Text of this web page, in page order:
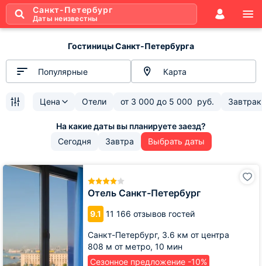
Санкт-Петербург
Даты неизвестны
Гостиницы Санкт-Петербурга
Популярные Карта
Цена Отели от 3 000 до 5 000 руб.
Сегодня Завтра Выбрать даты
Отель Санкт-Петербург
9.1 11 166 отзывов гостей
Санкт-Петербург, 3.6 км от центра
808 м от метро, 10 мин
Сезонное предложение -10%
Отель